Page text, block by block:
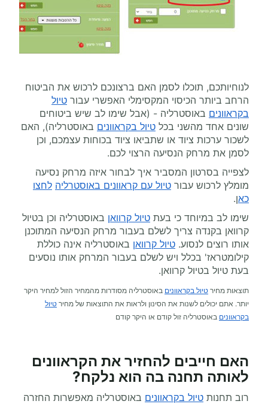
לנוחיותכם, תוכלו לסמן האם ברצונכם לרכוש את הביטוח
הרחב ביותר הכיסוי המקסימלי האפשרי עבור טיול
בקראוונים באוסטרליה - (אבל שימו לב שיש ביטוחים
שונים אחד מהשני בכל טיול בקראוונים באוסטרליה), האם
לשכור ערכות ציוד או שתביאו ציוד בכוחות עצמכם, וכן
לסמן את מרחק הנסיעה הרצוי לכם.
לצפייה בסרטון המסביר איך לבחור איזה מרחק נסיעה
מומלץ לרכוש עבור טיול עם קראוונים באוסטרליה לחצו
כאן.
שימו לב במיוחד כי בעת טיול קרוואן באוסטרליה וכן בטיול
קרוואן בקנדה צריך לשלם בעבור מרחק הנסיעה המתוכנן
אותו רוצים לנסוע. טיול קרוואן באוסטרליה אינה כוללת
קילומטראז' בכלל ויש לשלם בעבור המרחק אותו נוסעים
בעת טיול בטיול קרוואן.
תוצאות מחיר טיול בקראוונים באוסטרליה מסודרות מהמחיר הזול למחיר היקר
יותר. אתם יכולים לשנות את הסינון ולראות את התוצאות של מחיר טיול
בקראוונים באוסטרליה זול קודם או היקר קודם
האם חייבים להחזיר את הקראוונים
לאותה תחנה בה הוא נלקח?
רוב תחנות טיול בקראוונים באוסטרליה מאפשרות החזרה